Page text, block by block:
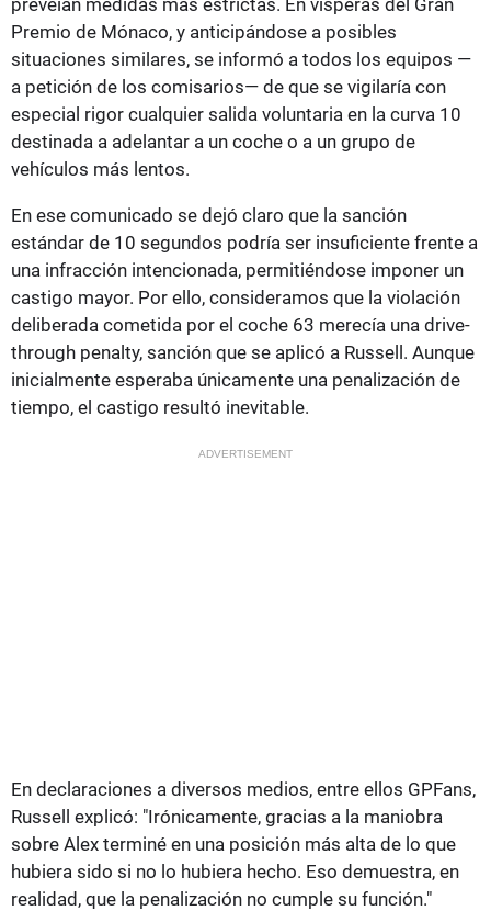
Premio de Mónaco, y anticipándose a posibles
situaciones similares, se informó a todos los equipos —
a petición de los comisarios— de que se vigilaría con
especial rigor cualquier salida voluntaria en la curva 10
destinada a adelantar a un coche o a un grupo de
vehículos más lentos.
En ese comunicado se dejó claro que la sanción
estándar de 10 segundos podría ser insuficiente frente a
una infracción intencionada, permitiéndose imponer un
castigo mayor. Por ello, consideramos que la violación
deliberada cometida por el coche 63 merecía una drive-
through penalty, sanción que se aplicó a Russell. Aunque
inicialmente esperaba únicamente una penalización de
tiempo, el castigo resultó inevitable.
ADVERTISEMENT
En declaraciones a diversos medios, entre ellos GPFans,
Russell explicó: "Irónicamente, gracias a la maniobra
sobre Alex terminé en una posición más alta de lo que
hubiera sido si no lo hubiera hecho. Eso demuestra, en
realidad, que la penalización no cumple su función."